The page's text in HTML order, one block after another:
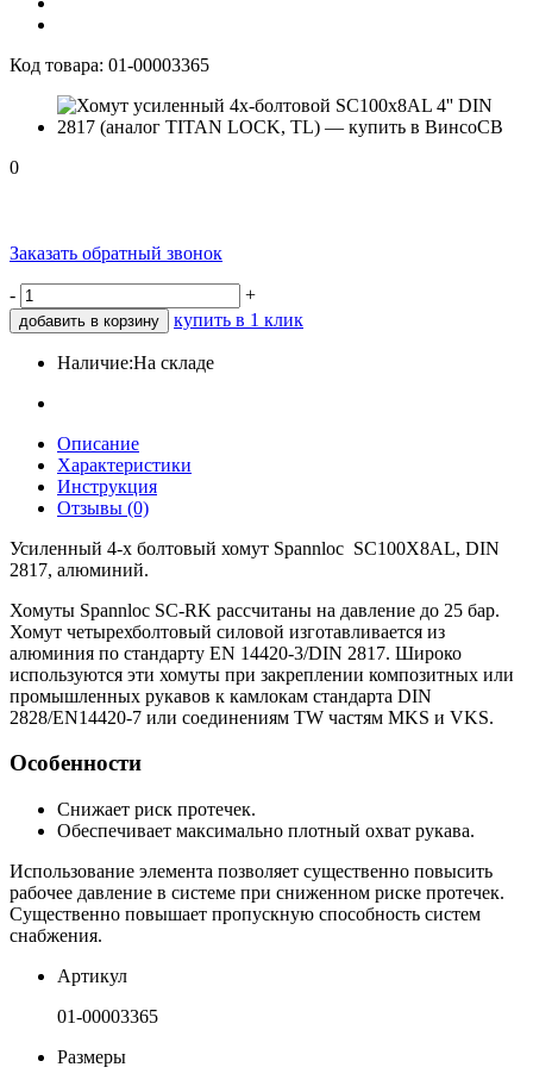
Код товара: 01-00003365
0
Заказать обратный звонок
- +
добавить в корзину купить в 1 клик
Наличие:На складе
Описание
Характеристики
Инструкция
Отзывы (0)
Усиленный 4-х болтовый хомут Spannloc SC100X8AL, DIN
2817, алюминий.
Хомуты Spannloc SC-RK рассчитаны на давление до 25 бар.
Хомут четырехболтовый силовой изготавливается из
алюминия по стандарту EN 14420-3/DIN 2817. Широко
используются эти хомуты при закреплении композитных или
промышленных рукавов к камлокам стандарта DIN
2828/EN14420-7 или соединениям TW частям MKS и VKS.
Особенности
Снижает риск протечек.
Обеспечивает максимально плотный охват рукава.
Использование элемента позволяет существенно повысить
рабочее давление в системе при сниженном риске протечек.
Существенно повышает пропускную способность систем
снабжения.
Артикул
01-00003365
Размеры